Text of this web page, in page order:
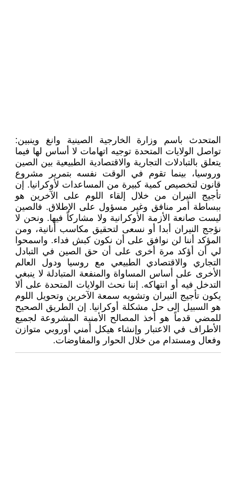
المتحدث باسم وزارة الخارجية الصينية وانغ وينبين:
تواصل الولايات المتحدة توجيه اتهامات لا أساس لها فيما
يتعلق بالتبادلات التجارية والاقتصادية الطبيعية بين الصين
وروسيا، بينما تقوم في الوقت نفسه بتمرير مشروع
قانون لتخصيص كمية كبيرة من المساعدات لأوكرانيا. إن
تأجيج النيران من خلال إلقاء اللوم على الآخرين هو
ببساطة أمر منافق وغير مسؤول على الإطلاق. فالصين
ليست صانعة الأزمة الأوكرانية ولا مشاركاً فيها. ونحن لا
نؤجج النيران أبدا أو نسعى لتحقيق مكاسب أنانية، ومن
المؤكد أننا لن نوافق على أن نكون كبش فداء. واسمحوا
لي أن أؤكد مرة أخرى على أن حق الصين في التبادل
التجاري والاقتصادي الطبيعي مع روسيا ودول العالم
الأخرى على أساس المساواة والمنفعة المتبادلة لا ينبغي
التدخل فيه أو انتهاكه. إننا نحث الولايات المتحدة على ألا
يكون تأجيج النيران وتشويه سمعة الآخرين وتحويل اللوم
هو السبيل إلى حل مشكلة أوكرانيا. إن الطريق الصحيح
للمضي قدماً هو أخذ المصالح الأمنية المشروعة لجميع
الأطراف في الاعتبار وإنشاء هيكل أمني أوروبي متوازن
وفعال ومستدام من خلال الحوار والمفاوضات.